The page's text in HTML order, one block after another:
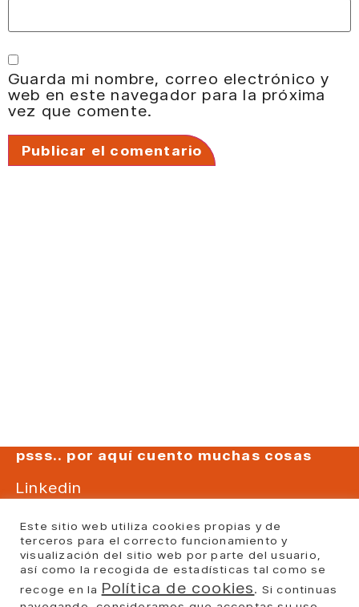
Guarda mi nombre, correo electrónico y
web en este navegador para la próxima
vez que comente.
psss.. por aquí cuento muchas cosas
Linkedin
Youtube
Facebook
Politica Privacidad Politica cookies
Este sitio web utiliza cookies propias y de
terceros para el correcto funcionamiento y
visualización del sitio web por parte del usuario,
así como la recogida de estadísticas tal como se
recoge en la Política de cookies. Si continuas